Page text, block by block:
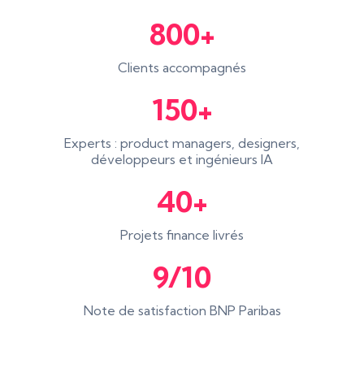
800+
Clients accompagnés
150+
Experts : product managers, designers,
développeurs et ingénieurs IA
40+
Projets finance livrés
9/10
Note de satisfaction BNP Paribas